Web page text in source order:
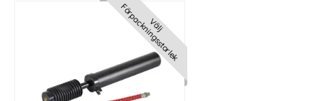
Välj
Förpackningsstorlek